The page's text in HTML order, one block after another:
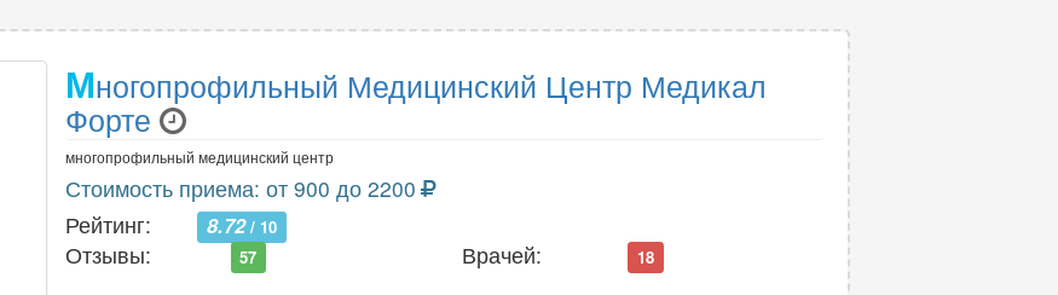
Многопрофильный Медицинский Центр Медикал
Форте
многопрофильный медицинский центр
Стоимость приема: от 900 до 2200
Рейтинг:
8.72/ 10
Отзывы: 57 Врачей: 18